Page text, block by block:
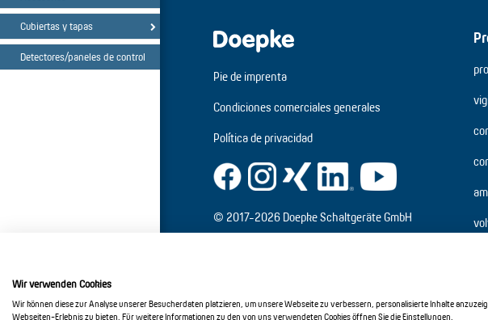
Cubiertas y tapas
Detectores/paneles de control
Pie de imprenta
Condiciones comerciales generales
Política de privacidad
© 2017-2026 Doepke Schaltgeräte GmbH
info@doepke.de
Wir verwenden Cookies
Wir können diese zur Analyse unserer Besucherdaten platzieren, um unsere Webseite zu verbessern, personalisierte Inhalte
Webseiten-Erlebnis zu bieten. Für weitere Informationen zu den von uns verwendeten Cookies öffnen Sie die Einstellungen.